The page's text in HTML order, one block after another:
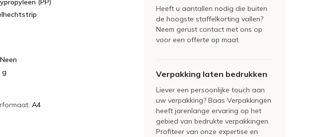
(PP)
Neen
g
: A4
Heeft u aantallen nodig die buiten
de hoogste staffelkorting vallen?
Neem gerust contact met ons op
voor een offerte op maat.
Verpakking laten bedrukken
Liever een persoonlijke touch aan
uw verpakking? Baas Verpakkingen
heeft jarenlange ervaring op het
gebied van bedrukte verpakkingen.
Profiteer van onze expertise en